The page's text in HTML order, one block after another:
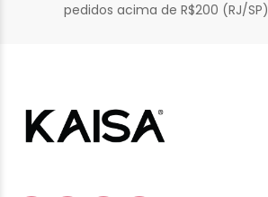
pedidos acima de R$200 (RJ/SP)